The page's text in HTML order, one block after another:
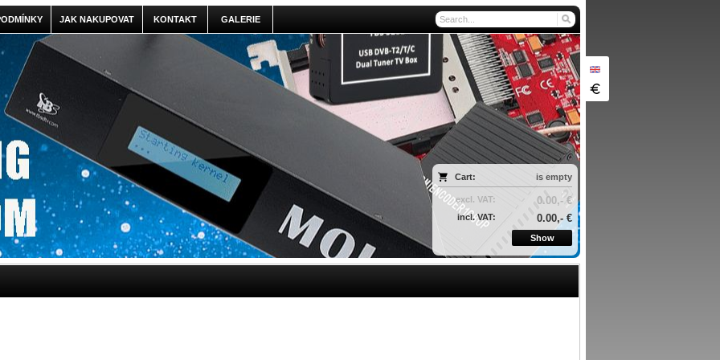
JAK NAKUPOVAT KONTAKT GALERIE
Cart: is empty
excl. VAT: 0.00,- €
incl. VAT: 0.00,- €
Show